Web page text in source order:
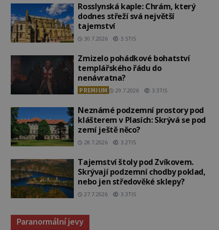
Rosslynská kaple: Chrám, který
dodnes střeží svá největší
tajemství
30.7.2026 3.5TIS
Zmizelo pohádkové bohatství
templářského řádu do
nenávratna?
PREMIUM 29.7.2026 3.3TIS
Neznámé podzemní prostory pod
klášterem v Plasích: Skrývá se pod
zemí ještě něco?
28.7.2026 3.2TIS
Tajemství štoly pod Zvíkovem.
Skrývají podzemní chodby poklad,
nebo jen středověké sklepy?
27.7.2026 3.3TIS
Paranormální jevy